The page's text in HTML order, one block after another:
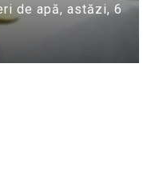
de apă, astăzi, 6